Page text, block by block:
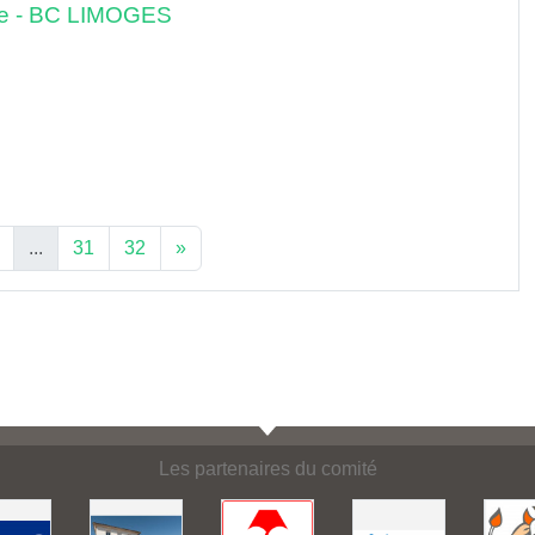
- BC LIMOGES
... 31 32 »
Les partenaires du comité